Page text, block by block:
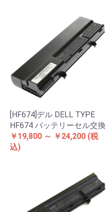
[HF674]デル DELL TYPE
HF674 バッテリーセル交換
￥19,800 ～ ￥24,200 (税
込)